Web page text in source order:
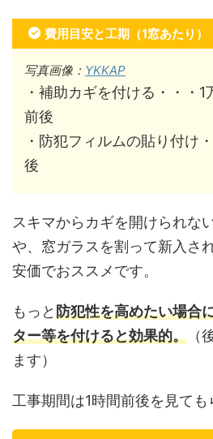
費用目安と工期（1窓あたり）
写真画像： YKKAP
・補助カギを付ける・・・
前後
・防犯フィルムの貼り付け
後
スキマからカギを開けられな
や、窓ガラスを割って新入さ
安価でおススメです。
もっと防犯性を高めたい場合
ター等を付けると効果的。 （
ます）
工事期間は1時間前後を見ても